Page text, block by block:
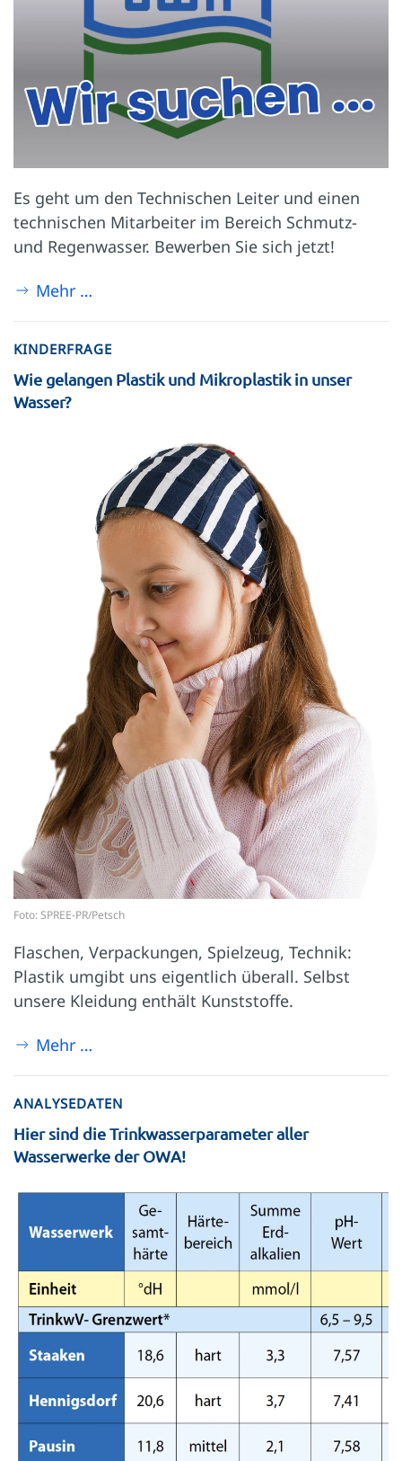
Es geht um den Technischen Leiter und einen
technischen Mitarbeiter im Bereich Schmutz-
und Regenwasser. Bewerben Sie sich jetzt!
Mehr …
KINDERFRAGE
Wie gelangen Plastik und Mikroplastik in unser
Wasser?
Foto: SPREE-PR/Petsch
Flaschen, Verpackungen, Spielzeug, Technik:
Plastik umgibt uns eigentlich überall. Selbst
unsere Kleidung enthält Kunststoffe.
Mehr …
ANALYSEDATEN
Hier sind die Trinkwasserparameter aller
Wasserwerke der OWA!